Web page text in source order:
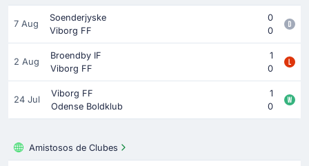
7 Aug
Soenderjyske
0
Viborg FF
0
2 Aug
Broendby IF
1
Viborg FF
0
24 Jul
Viborg FF
1
Odense Boldklub
0
Amistosos de Clubes